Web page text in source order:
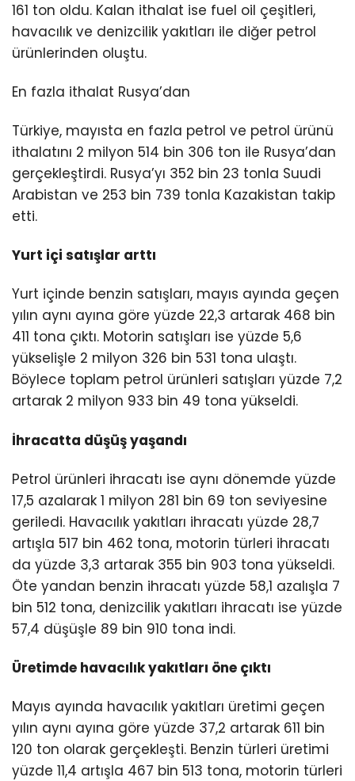
161 ton oldu. Kalan ithalat ise fuel oil çeşitleri,
havacılık ve denizcilik yakıtları ile diğer petrol
ürünlerinden oluştu.
En fazla ithalat Rusya’dan
Türkiye, mayısta en fazla petrol ve petrol ürünü
ithalatını 2 milyon 514 bin 306 ton ile Rusya’dan
gerçekleştirdi. Rusya’yı 352 bin 23 tonla Suudi
Arabistan ve 253 bin 739 tonla Kazakistan takip
etti.
Yurt içi satışlar arttı
Yurt içinde benzin satışları, mayıs ayında geçen
yılın aynı ayına göre yüzde 22,3 artarak 468 bin
411 tona çıktı. Motorin satışları ise yüzde 5,6
yükselişle 2 milyon 326 bin 531 tona ulaştı.
Böylece toplam petrol ürünleri satışları yüzde 7,2
artarak 2 milyon 933 bin 49 tona yükseldi.
İhracatta düşüş yaşandı
Petrol ürünleri ihracatı ise aynı dönemde yüzde
17,5 azalarak 1 milyon 281 bin 69 ton seviyesine
geriledi. Havacılık yakıtları ihracatı yüzde 28,7
artışla 517 bin 462 tona, motorin türleri ihracatı
da yüzde 3,3 artarak 355 bin 903 tona yükseldi.
Öte yandan benzin ihracatı yüzde 58,1 azalışla 7
bin 512 tona, denizcilik yakıtları ihracatı ise yüzde
57,4 düşüşle 89 bin 910 tona indi.
Üretimde havacılık yakıtları öne çıktı
Mayıs ayında havacılık yakıtları üretimi geçen
yılın aynı ayına göre yüzde 37,2 artarak 611 bin
120 ton olarak gerçekleşti. Benzin türleri üretimi
yüzde 11,4 artışla 467 bin 513 tona, motorin türleri